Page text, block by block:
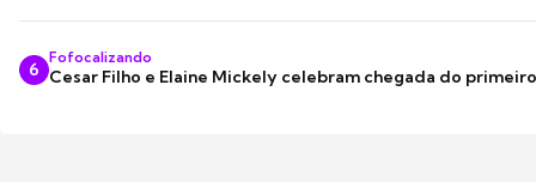
6
Fofocalizando
Cesar Filho e Elaine Mickely celebram chegada do